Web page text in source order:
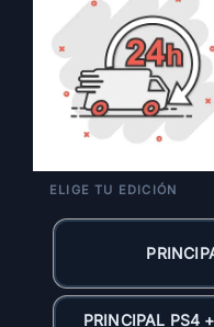
PRINCIPAL PS4